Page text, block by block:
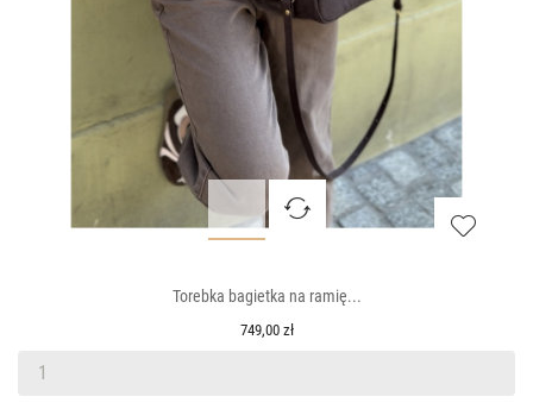
Torebka bagietka na ramię...
749,00 zł